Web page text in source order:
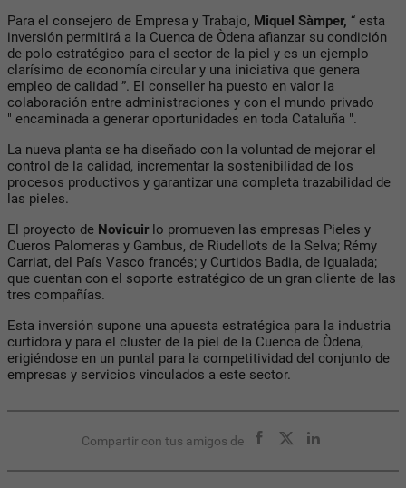
Para el consejero de Empresa y Trabajo, Miquel Sàmper, “ esta
inversión permitirá a la Cuenca de Òdena afianzar su condición
de polo estratégico para el sector de la piel y es un ejemplo
clarísimo de economía circular y una iniciativa que genera
empleo de calidad ”. El conseller ha puesto en valor la
colaboración entre administraciones y con el mundo privado
" encaminada a generar oportunidades en toda Cataluña ".
La nueva planta se ha diseñado con la voluntad de mejorar el
control de la calidad, incrementar la sostenibilidad de los
procesos productivos y garantizar una completa trazabilidad de
las pieles.
El proyecto de Novicuirlo promueven las empresas Pieles y
Cueros Palomeras y Gambus, de Riudellots de la Selva; Rémy
Carriat, del País Vasco francés; y Curtidos Badia, de Igualada;
que cuentan con el soporte estratégico de un gran cliente de las
tres compañías.
Esta inversión supone una apuesta estratégica para la industria
curtidora y para el cluster de la piel de la Cuenca de Òdena,
erigiéndose en un puntal para la competitividad del conjunto de
empresas y servicios vinculados a este sector.
Compartir con tus amigos de